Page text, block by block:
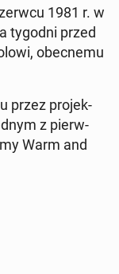
1981 r. w
tygodni przed
obec­ne­mu
przez pro­jek­
z pierw­
Warm and